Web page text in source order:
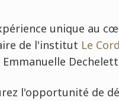
unique au
de l'institut Le
l'opportunité de